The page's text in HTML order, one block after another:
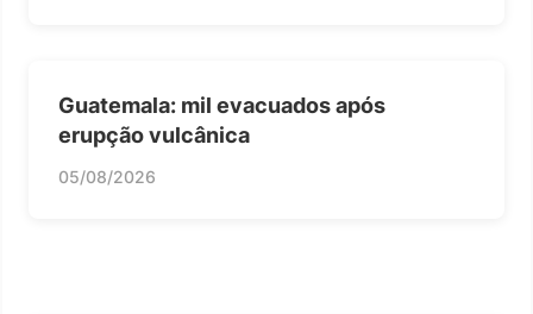
Guatemala: mil evacuados após
erupção vulcânica
05/08/2026